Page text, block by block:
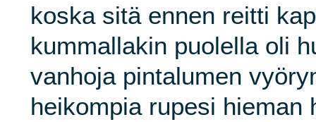
koska sitä ennen reitti
kummallakin puolella oli
vanhoja pintalumen
heikompia rupesi hieman